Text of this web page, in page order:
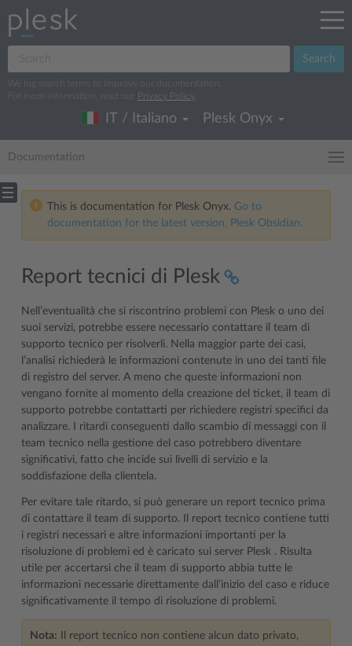
Search
We log search terms to improve our documentation.
For more information, read our
Privacy Policy
IT / Italiano Plesk Onyx
Documentation
This is documentation for Plesk Onyx. Go to
documentation for the latest version, Plesk Obsidian.
Report tecnici di Plesk
Nell’eventualità che si riscontrino problemi con Plesk o uno dei
suoi servizi, potrebbe essere necessario contattare il team di
supporto tecnico per risolverli. Nella maggior parte dei casi,
l’analisi richiederà le informazioni contenute in uno dei tanti file
di registro del server. A meno che queste informazioni non
vengano fornite al momento della creazione del ticket, il team di
supporto potrebbe contattarti per richiedere registri specifici da
analizzare. I ritardi conseguenti dallo scambio di messaggi con il
team tecnico nella gestione del caso potrebbero diventare
significativi, fatto che incide sui livelli di servizio e la
soddisfazione della clientela.
Per evitare tale ritardo, si può generare un report tecnico prima
di contattare il team di supporto. Il report tecnico contiene tutti
i registri necessari e altre informazioni importanti per la
risoluzione di problemi ed è caricato sui server Plesk . Risulta
utile per accertarsi che il team di supporto abbia tutte le
informazioni necessarie direttamente dall’inizio del caso e riduce
significativamente il tempo di risoluzione di problemi.
Nota: Il report tecnico non contiene alcun dato privato,